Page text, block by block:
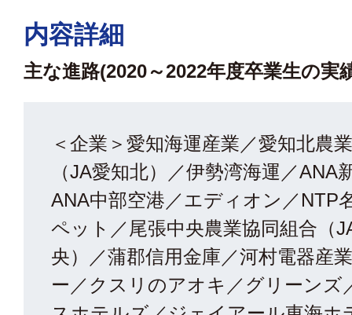
内容詳細
主な進路(2020～2022年度卒業生の実
＜企業＞愛知海運産業／愛知北農
（JA愛知北）／伊勢湾海運／ANA
ANA中部空港／エディオン／NTP
ペット／尾張中央農業協同組合（
央）／蒲郡信用金庫／河村電器産
ー／クスリのアオキ／グリーンズ